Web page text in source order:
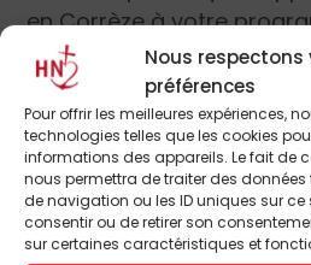
Nous respectons
préférences
Pour offrir les meilleures expériences,
technologies telles que les cookies
informations des appareils. Le fait de
nous permettra de traiter des
de navigation ou les ID uniques sur ce
consentir ou de retirer son
sur certaines caractéristiques et
en Corrèze à votre
vous soyez au service de
Votre place est au Palais-
télévision à dénoncer,
solidariser à une cause
pourcent, vous en
(comprendre : jeter) dès
veut plus.